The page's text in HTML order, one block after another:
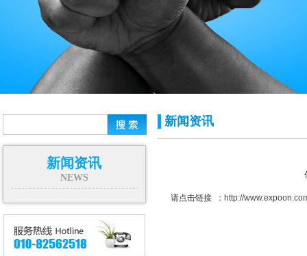
新闻资讯
NEWS
新闻资讯
请点击链接 ： http://